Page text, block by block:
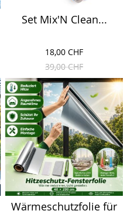
Set Mix'N Clean...
18,00 CHF
39,00 CHF
Wärmeschutzfolie für